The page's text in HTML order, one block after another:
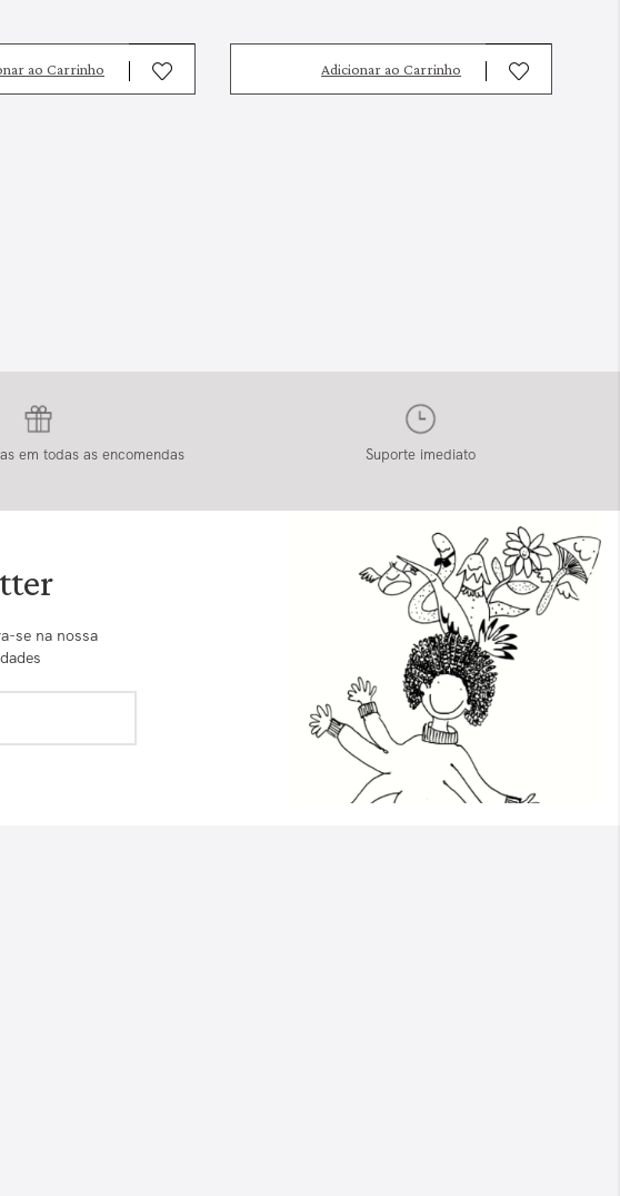
ao Carrinho Adicionar ao Carrinho
em todas as encomendas Suporte imediato
se na nossa